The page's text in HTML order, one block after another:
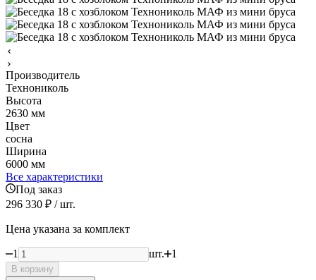
Производитель
Технониколь
Высота
2630 мм
Цвет
сосна
Ширина
6000 мм
Все характеристики
Под заказ
296 330 ₽ / шт.
Цена указана за комплект
1 шт. 1
В корзину